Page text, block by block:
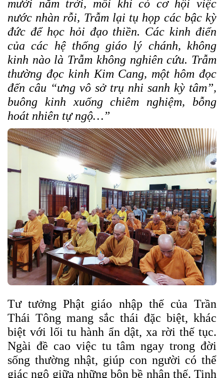
mười năm trời, mỗi khi có cơ hội việc
nước nhàn rỗi, Trẫm lại tụ họp các bậc kỳ
đức để học hỏi đạo thiền. Các kinh điển
của các hệ thống giáo lý chánh, không
kinh nào là Trẫm không nghiên cứu. Trẫm
thường đọc kinh Kim Cang, một hôm đọc
đến câu “ưng vô sở trụ nhi sanh kỳ tâm”,
buông kinh xuống chiêm nghiệm, bỗng
hoát nhiên tự ngộ…”
Tư tưởng Phật giáo nhập thế của Trần
Thái Tông mang sắc thái đặc biệt, khác
biệt với lối tu hành ẩn dật, xa rời thế tục.
Ngài đề cao việc tu tâm ngay trong đời
sống thường nhật, giúp con người có thể
giác ngộ giữa những bộn bề nhân thế. Tinh